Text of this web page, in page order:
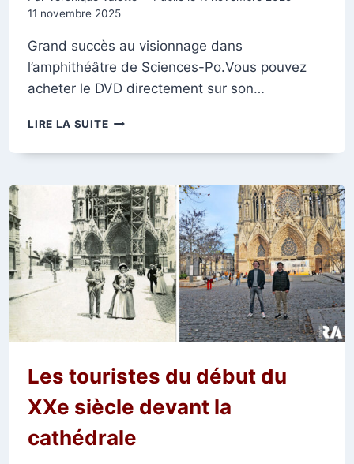
11 novembre 2025
Grand succès au visionnage dans
l’amphithéâtre de Sciences-Po.Vous pouvez
acheter le DVD directement sur son…
LIRE LA SUITELE
DE
COULON
REIMS
L’AMÉRICAINE
Les touristes du début du
XXe siècle devant la
cathédrale